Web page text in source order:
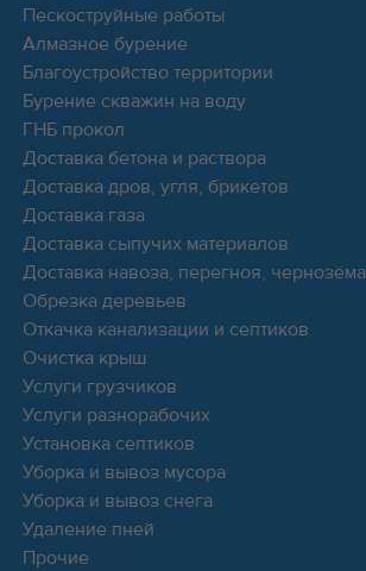
Пескоструйные работы
Алмазное бурение
Благоустройство территории
Бурение скважин на воду
ГНБ прокол
Доставка бетона и раствора
Доставка дров, угля, брикетов
Доставка газа
Доставка сыпучих материалов
Доставка навоза, перегноя, чернозёма
Обрезка деревьев
Откачка канализации и септиков
Очистка крыш
Услуги грузчиков
Услуги разнорабочих
Установка септиков
Уборка и вывоз мусора
Уборка и вывоз снега
Удаление пней
Прочие